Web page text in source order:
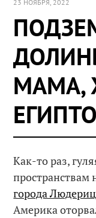
23 НОЯБРЯ, 2022
МАМА,
Как-то раз,
пространствам
города Людериц
Америка